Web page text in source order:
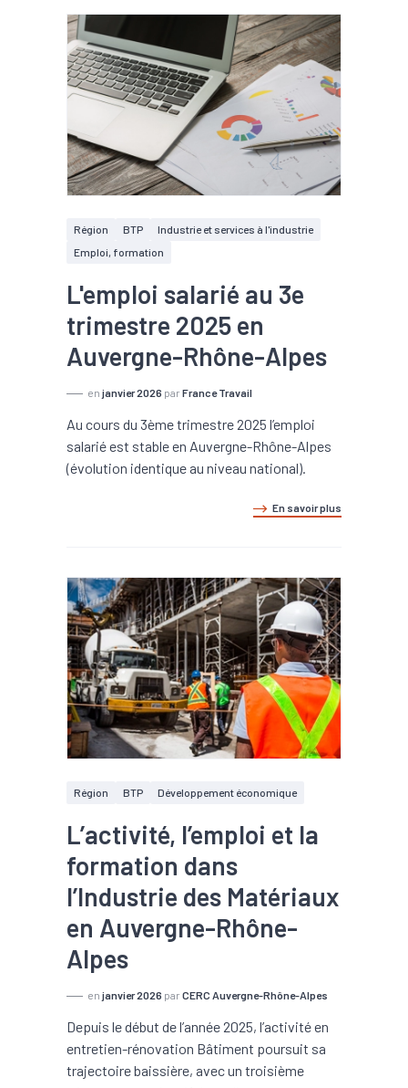
Région BTP
Industrie et services à l'industrie
Emploi, formation
L'emploi salarié au 3e
trimestre 2025 en
Auvergne-Rhône-Alpes
en janvier 2026 par France Travail
Au cours du 3ème trimestre 2025 l’emploi
salarié est stable en Auvergne-Rhône-Alpes
(évolution identique au niveau national).
En savoir plus
Région BTP Développement économique
L’activité, l’emploi et la
formation dans
l’Industrie des Matériaux
en Auvergne-Rhône-
Alpes
en janvier 2026 par CERC Auvergne-Rhône-Alpes
Depuis le début de l’année 2025, l’activité en
entretien-rénovation Bâtiment poursuit sa
trajectoire baissière, avec un troisième